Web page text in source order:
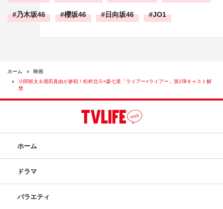
乃木坂46 櫻坂46 日向坂46 JO1
ホーム
映画
小関裕太＆堀田真由が参戦！松村北斗×森七菜「ライアー×ライアー」第2弾キャスト解
禁
ホーム
ドラマ
バラエティ